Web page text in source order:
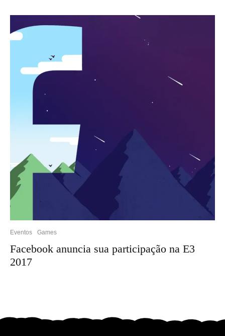
Eventos Games
Facebook anuncia sua participação na E3
2017